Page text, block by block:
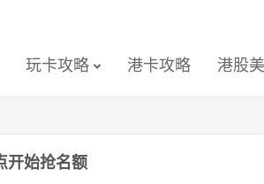
玩卡攻略 港卡攻略 港股
开始抢名额